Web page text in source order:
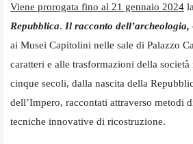
Viene prorogata fino al 21 gennaio 2024
Repubblica. Il racconto dell’archeologia,
ai Musei Capitolini nelle sale di Palazzo
caratteri e alle trasformazioni della
cinque secoli, dalla nascita della
dell’Impero, raccontati attraverso metodi
tecniche innovative di ricostruzione.